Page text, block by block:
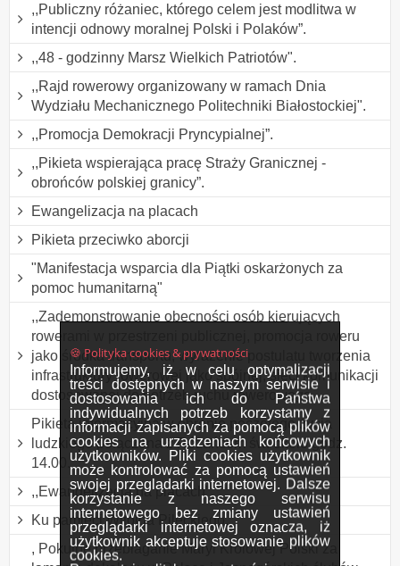
🍪 Polityka cookies & prywatności
Informujemy, iż w celu optymalizacji
treści dostępnych w naszym serwisie i
dostosowania ich do Państwa
indywidualnych potrzeb korzystamy z
informacji zapisanych za pomocą plików
cookies na urządzeniach końcowych
użytkowników. Pliki cookies użytkownik
może kontrolować za pomocą ustawień
swojej przeglądarki internetowej. Dalsze
korzystanie z naszego serwisu
internetowego bez zmiany ustawień
przeglądarki internetowej oznacza, iż
użytkownik akceptuje stosowanie plików
cookies.
,,Publiczny różaniec, którego celem jest modlitwa w
intencji odnowy moralnej Polski i Polaków”.
,,48 - godzinny Marsz Wielkich Patriotów".
,,Rajd rowerowy organizowany w ramach Dnia
Wydziału Mechanicznego Politechniki Białostockiej".
,,Promocja Demokracji Pryncypialnej”.
,,Pikieta wspierająca pracę Straży Granicznej -
obrońców polskiej granicy”.
Ewangelizacja na placach
Pikieta przeciwko aborcji
"Manifestacja wsparcia dla Piątki oskarżonych za
pomoc humanitarną"
,,Zademonstrowanie obecności osób kierujących
rowerami w przestrzeni publicznej, promocja roweru
jako środka transportu, wyrażenie postulatu tworzenia
infrastruktury rowerowej jako spójnej, sieci komunikacji
dostosowanej do potrzeb ruchu rowerowego
Pikieta informacyjna w obronie poczętego życia
ludzkiego połączona z Różańcem św. około godz.
14.00.
,,Ewangelizacja na placach”.
Ku pamięci Witolda Pileckiego.
, Pokutne przebłaganie Maryi Królowej Polski za